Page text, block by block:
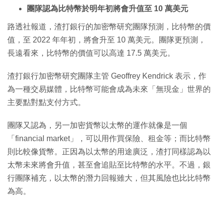
團隊認為比特幣於明年初將會升值至 10 萬美元
路透社報道，渣打銀行的加密幣研究團隊預測，比特幣的價
值，至 2022 年年初，將會升至 10 萬美元。團隊更預測，
長遠看來，比特幣的價值可以高達 17.5 萬美元。
渣打銀行加密幣研究團隊主管 Geoffrey Kendrick 表示，作
為一種交易媒體，比特幣可能會成為未來「無現金」世界的
主要點對點支付方式。
團隊又認為，另一加密貨幣以太幣的運作就像是一個
「financial market」，可以用作買保險、租金等；而比特幣
則比較像貨幣。正因為以太幣的用途廣泛，渣打同樣認為以
太幣未來將會升值，甚至會追貼至比特幣的水平。不過，銀
行團隊補充，以太幣的潛力回報雖大，但其風險也比比特幣
為高。